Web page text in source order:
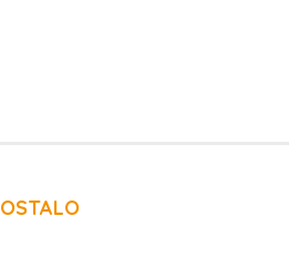
OSTALO